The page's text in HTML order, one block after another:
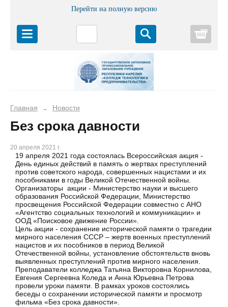
Перейти на полную версию
Главная → Новости
Без срока давности
20 апреля 2021 г.
19 апреля 2021 года состоялась Всероссийская акция -
День единых действий в память о жертвах преступлений
против советского народа, совершенных нацистами и их
пособниками в годы Великой Отечественной войны.
Организаторы акции - Министерство науки и высшего
образования Российской Федерации, Министерство
просвещения Российской Федерации совместно с АНО
«Агентство социальных технологий и коммуникации» и
ООД «Поисковое движение России».
Цель акции - сохранение исторической памяти о трагедии
мирного населения СССР – жертв военных преступлений
нацистов и их пособников в период Великой
Отечественной войны, установление обстоятельств вновь
выявленных преступлений против мирного населения.
Преподаватели колледжа Татьяна Викторовна Корнилова,
Евгения Сергеевна Коледа и Анна Юрьевна Петрова
провели уроки памяти. В рамках уроков состоялись
беседы о сохранении исторической памяти и просмотр
фильма «Без срока давности».